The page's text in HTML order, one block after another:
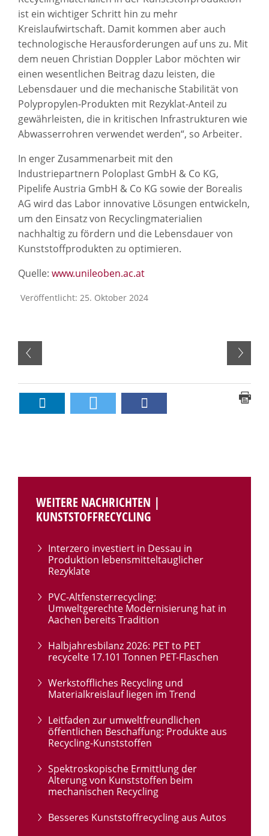
ist ein wichtiger Schritt hin zu mehr
Kreislaufwirtschaft. Damit kommen aber auch
technologische Herausforderungen auf uns zu. Mit
dem neuen Christian Doppler Labor möchten wir
einen wesentlichen Beitrag dazu leisten, die
Lebensdauer und die mechanische Stabilität von
Polypropylen-Produkten mit Rezyklat-Anteil zu
gewährleisten, die in kritischen Infrastrukturen wie
Abwasserrohren verwendet werden“, so Arbeiter.
In enger Zusammenarbeit mit den
Industriepartnern Poloplast GmbH & Co KG,
Pipelife Austria GmbH & Co KG sowie der Borealis
AG wird das Labor innovative Lösungen entwickeln,
um den Einsatz von Recyclingmaterialien
nachhaltig zu fördern und die Lebensdauer von
Kunststoffprodukten zu optimieren.
Quelle: www.unileoben.ac.at
Veröffentlicht: 25. Oktober 2024
WEITERE NACHRICHTEN |
KUNSTSTOFFRECYCLING
Interzero investiert in Dessau in
Produktion lebensmitteltauglicher
Rezyklate
PVC-Altfensterrecycling:
Umweltgerechte Modernisierung hat in
Aachen bereits Tradition
Halbjahresbilanz 2026: PET to PET
recycelte 17.101 Tonnen PET-Flaschen
Werkstoffliches Recycling und
Materialkreislauf liegen im Trend
Leitfaden zur umweltfreundlichen
öffentlichen Beschaffung: Produkte aus
Recycling-Kunststoffen
Spektroskopische Ermittlung der
Alterung von Kunststoffen beim
mechanischen Recycling
Besseres Kunststoffrecycling aus Autos